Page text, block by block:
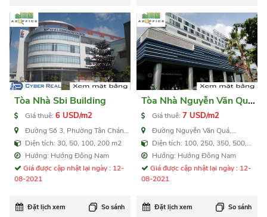
Tòa Nhà Sbi Building
Giá thuê: 6 USD/m2
Đường Số 3, Phường Tân Chánh
Hiệp, Quận 12
Diện tích: 30, 50, 100, 200 m2
Hướng: Hướng Đông Nam
Giá được cập nhật lại ngày : 12-
08-2021
Đặt lịch xem So sánh
Tòa Nhà Nguyễn Văn Quá
Building
Giá thuê:7 USD/m2
Đường Nguyễn Văn Quá,
Phường Đông Hưng Thuận, Quận
12
Diện tích: 100, 250, 350, 500,
700 m2Hướng: Hướng Đông Nam
Giá được cập nhật lại ngày : 12-
08-2021
Đặt lịch xem So sánh